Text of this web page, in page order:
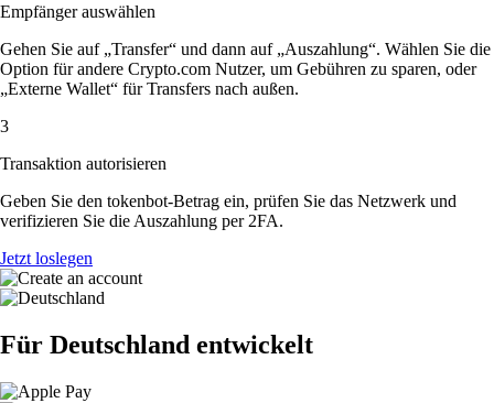
Empfänger auswählen
Gehen Sie auf „Transfer“ und dann auf „Auszahlung“. Wählen Sie die
Option für andere Crypto.com Nutzer, um Gebühren zu sparen, oder
„Externe Wallet“ für Transfers nach außen.
3
Transaktion autorisieren
Geben Sie den tokenbot-Betrag ein, prüfen Sie das Netzwerk und
verifizieren Sie die Auszahlung per 2FA.
Jetzt loslegen
Für Deutschland entwickelt